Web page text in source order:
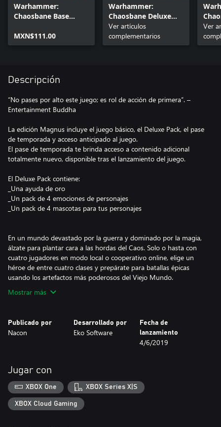
Warhammer:
Chaosbane Base
MXN$111.00
Warhammer:
Chaosbane Deluxe
Pack
Ver artículos
complementarios
Pass
Ver
Descripción
“No pases por alto este juego; es rol de acción de primera”. –
Entertainment Buddha
La edición Magnus incluye el juego básico, el Deluxe Pack, el pase
de temporada y acceso anticipado al juego.
El pase de temporada te brinda acceso a contenido adicional
totalmente nuevo, disponible tras el lanzamiento del juego.
El Deluxe Pack contiene:
_Una ayuda de oro
_Un pack de 4 emociones de personajes
_Un pack de 4 mascotas para tus personajes
En un mundo devastado por la guerra y dominado por la magia,
álzate para plantar cara a las hordas del Caos. Solo o hasta con
cuatro jugadores en modo local o cooperativo online, elige un
héroe de entre cuatro clases y prepárate para batallas épicas
usando los artefactos más poderosos del Viejo Mundo.
Mostrar más
Publicado por
Nacon
Desarrollado por
Eko Software
Fecha de
lanzamiento
4/6/2019
Jugar con
XBOX One XBOX Series X|S
XBOX Cloud Gaming